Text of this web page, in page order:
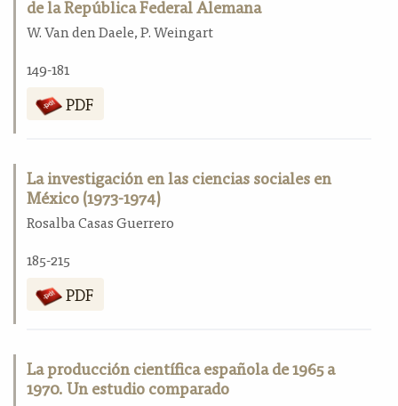
de la República Federal Alemana
W. Van den Daele, P. Weingart
149-181
PDF
La investigación en las ciencias sociales en
México (1973-1974)
Rosalba Casas Guerrero
185-215
PDF
La producción científica española de 1965 a
1970. Un estudio comparado